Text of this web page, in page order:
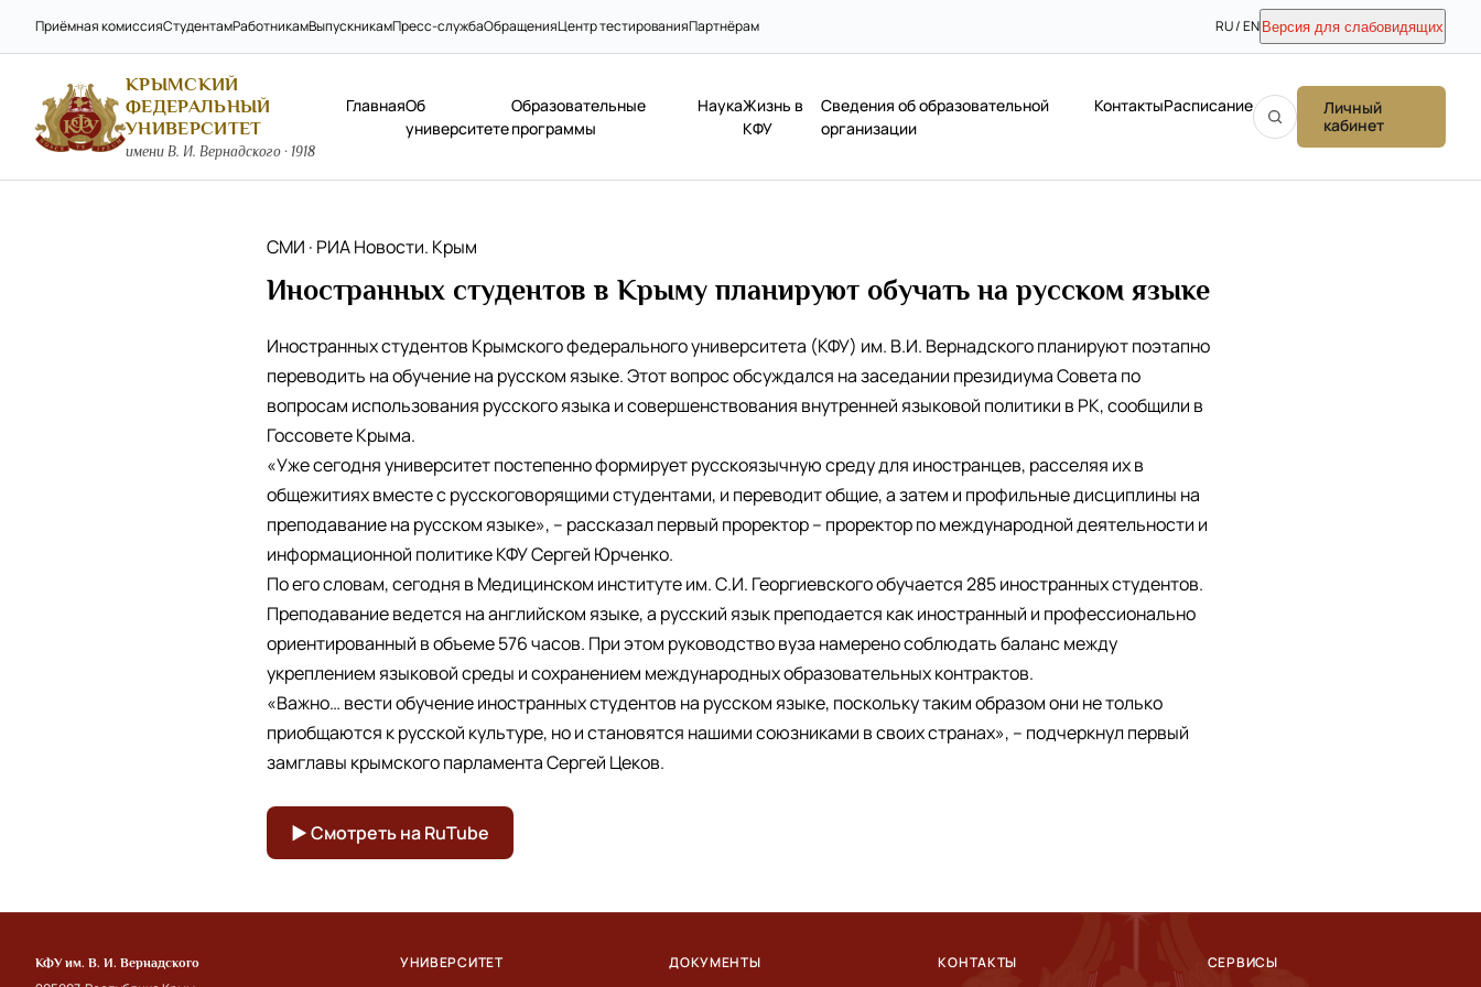
Приёмная комиссияСтудентамРаботникамВыпускникамПресс-службаОбращенияЦентр тестированияПартнёрам RU / EN Версия для слабовидящих
КРЫМСКИЙ
ФЕДЕРАЛЬНЫЙ
УНИВЕРСИТЕТ
имени В. И. Вернадского · 1918
ГлавнаяОб
университете
Образовательные
программы
НаукаЖизнь в
КФУ
Сведения об образовательной
организации
КонтактыРасписание
Личный
кабинет
СМИ · РИА Новости. Крым
Иностранных студентов в Крыму планируют обучать на русском языке
Иностранных студентов Крымского федерального университета (КФУ) им. В.И. Вернадского планируют поэтапно
переводить на обучение на русском языке. Этот вопрос обсуждался на заседании президиума Совета по
вопросам использования русского языка и совершенствования внутренней языковой политики в РК, сообщили в
Госсовете Крыма.
«Уже сегодня университет постепенно формирует русскоязычную среду для иностранцев, расселяя их в
общежитиях вместе с русскоговорящими студентами, и переводит общие, а затем и профильные дисциплины на
преподавание на русском языке», – рассказал первый проректор – проректор по международной деятельности и
информационной политике КФУ Сергей Юрченко.
По его словам, сегодня в Медицинском институте им. С.И. Георгиевского обучается 285 иностранных студентов.
Преподавание ведется на английском языке, а русский язык преподается как иностранный и профессионально
ориентированный в объеме 576 часов. При этом руководство вуза намерено соблюдать баланс между
укреплением языковой среды и сохранением международных образовательных контрактов.
«Важно… вести обучение иностранных студентов на русском языке, поскольку таким образом они не только
приобщаются к русской культуре, но и становятся нашими союзниками в своих странах», – подчеркнул первый
замглавы крымского парламента Сергей Цеков.
▶ Смотреть на RuTube
КФУ им. В. И. Вернадского УНИВЕРСИТЕТ ДОКУМЕНТЫ КОНТАКТЫ СЕРВИСЫ